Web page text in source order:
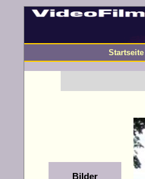
Startseite
Bilder